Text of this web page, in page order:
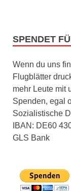
SPENDET
Wenn du uns
Flugblätter
mehr Leute mit
Spenden, egal
Sozialistische
IBAN: DE60
GLS Bank